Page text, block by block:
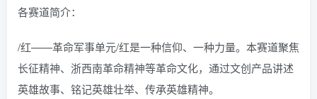
各赛道简介：
/红——革命军事单元/红是一种信仰、一种力量。本赛道聚焦
长征精神、浙西南革命精神等革命文化，通过文创产品讲述
英雄故事、铭记英雄壮举、传承英雄精神。